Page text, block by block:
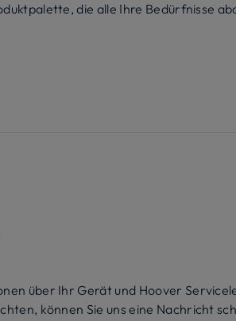
die alle Ihre Bedürfnisse
über Ihr Gerät und Hoover
können Sie uns eine Nachricht